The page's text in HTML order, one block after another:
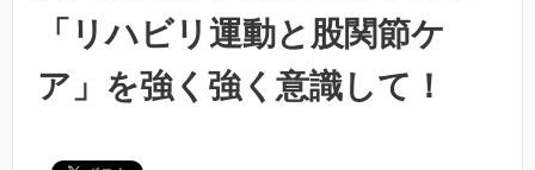
「リハビリ運動と股関節ケ
ア」を強く強く意識して！